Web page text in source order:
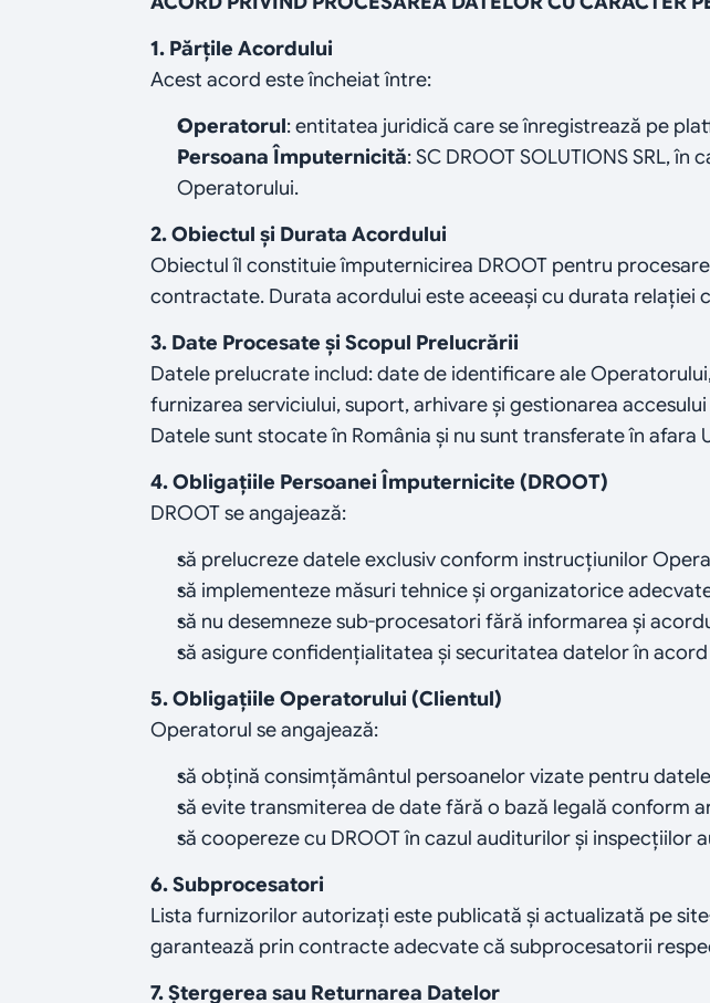
1. Părțile Acordului
Acest acord este încheiat între:
Operatorul: entitatea juridică care se înregistrează pe
Persoana Împuternicită: SC DROOT SOLUTIONS SRL,
Operatorului.
2. Obiectul și Durata Acordului
Obiectul îl constituie împuternicirea DROOT pentru
contractate. Durata acordului este aceeași cu durata relației
3. Date Procesate și Scopul Prelucrării
Datele prelucrate includ: date de identificare ale
furnizarea serviciului, suport, arhivare și gestionarea accesului
Datele sunt stocate în România și nu sunt transferate în afara
4. Obligațiile Persoanei Împuternicite (DROOT)
DROOT se angajează:
să prelucreze datele exclusiv conform instrucțiunilor
să implementeze măsuri tehnice și organizatorice
să nu desemneze sub-procesatori fără informarea și
să asigure confidențialitatea și securitatea datelor în acord
5. Obligațiile Operatorului (Clientul)
Operatorul se angajează:
să obțină consimțământul persoanelor vizate pentru
să evite transmiterea de date fără o bază legală conform
să coopereze cu DROOT în cazul auditurilor și
6. Subprocesatori
Lista furnizorilor autorizați este publicată și actualizată pe
garantează prin contracte adecvate că subprocesatorii
7. Ștergerea sau Returnarea Datelor